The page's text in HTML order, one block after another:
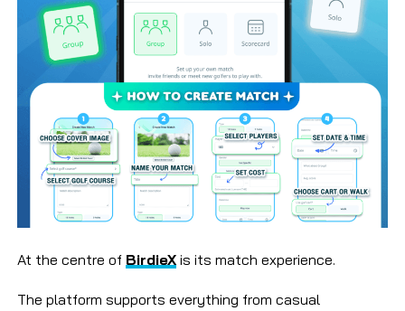
At the centre of BirdieXis its match experience.
The platform supports everything from casual